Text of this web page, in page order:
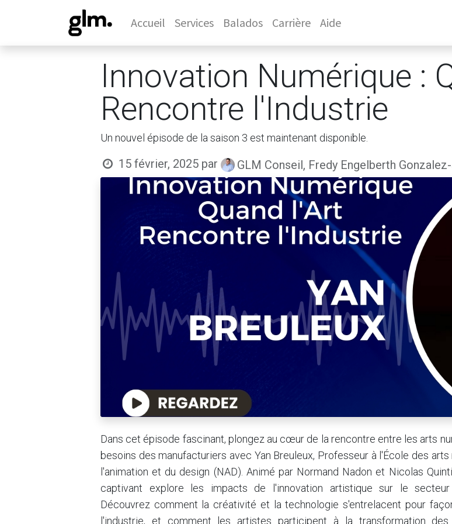
Accueil Services Balados Carrière Aide
Innovation Numérique :
Rencontre l'Industrie
Un nouvel épisode de la saison 3 est maintenant disponible.
15 février, 2025 par GLM Conseil, Fredy Engelberth
Dans cet épisode fascinant, plongez au cœur de la rencontre entre les arts
besoins des manufacturiers avec Yan Breuleux, Professeur à l'École des arts
l'animation et du design (NAD). Animé par Normand Nadon et Nicolas
captivant explore les impacts de l'innovation artistique sur le secteur
Découvrez comment la créativité et la technologie s'entrelacent pour
l'industrie, et comment les artistes participent à la transformation